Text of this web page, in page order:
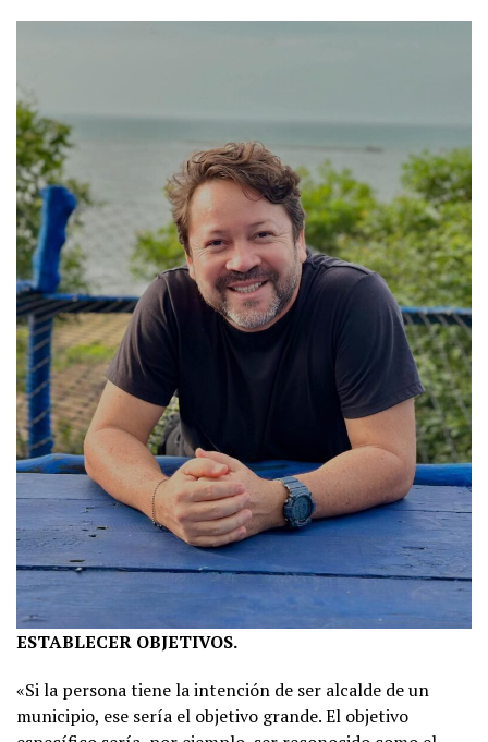
ESTABLECER OBJETIVOS.
«Si la persona tiene la intención de ser alcalde de un
municipio, ese sería el objetivo grande. El objetivo